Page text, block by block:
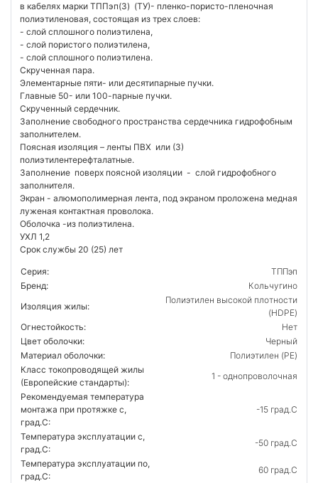
в кабелях марки ТППэп(З) (ТУ)- пленко-пористо-пленочная
полиэтиленовая, состоящая из трех слоев:
- слой сплошного полиэтилена,
- слой пористого полиэтилена,
- слой сплошного полиэтилена.
Скрученная пара.
Элементарные пяти- или десятипарные пучки.
Главные 50- или 100-парные пучки.
Скрученный сердечник.
Заполнение свободного пространства сердечника гидрофобным
заполнителем.
Поясная изоляция – ленты ПВХ или (З)
полиэтилентерефталатные.
Заполнение поверх поясной изоляции - слой гидрофобного
заполнителя.
Экран - алюмополимерная лента, под экраном проложена медная
луженая контактная проволока.
Оболочка -из полиэтилена.
УХЛ 1,2
Срок службы 20 (25) лет
Серия:
ТППэп
Бренд:
Кольчугино
Изоляция жилы:
Полиэтилен высокой плотности
(HDPE)
Огнестойкость:
Нет
Цвет оболочки:
Черный
Материал оболочки:
Полиэтилен (PE)
Класс токопроводящей жилы
(Европейские стандарты):
1 - однопроволочная
Рекомендуемая температура
монтажа при протяжке с,
град.C:
-15 град.C
Температура эксплуатации с,
град.C:
-50 град.C
Температура эксплуатации по,
град.C:
60 град.C